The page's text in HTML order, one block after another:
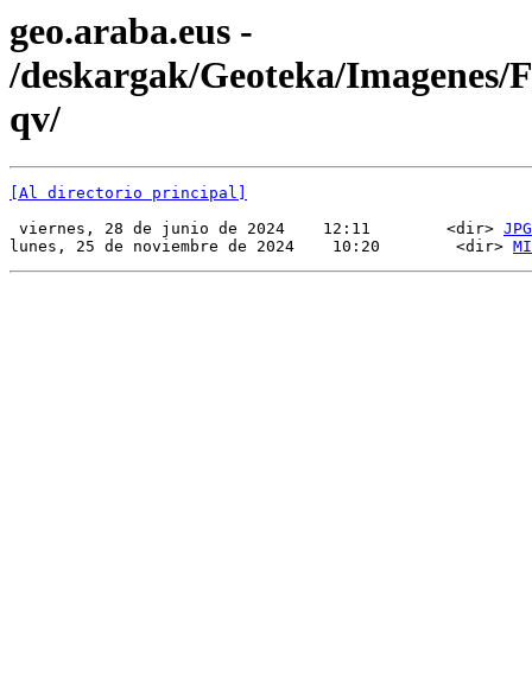
geo.araba.eus -
/deskargak/Geoteka/Imagenes/
qv/
[Al directorio principal]
viernes, 28 de junio de 2024    12:11        <dir> JPG
lunes, 25 de noviembre de 2024    10:20        <dir>